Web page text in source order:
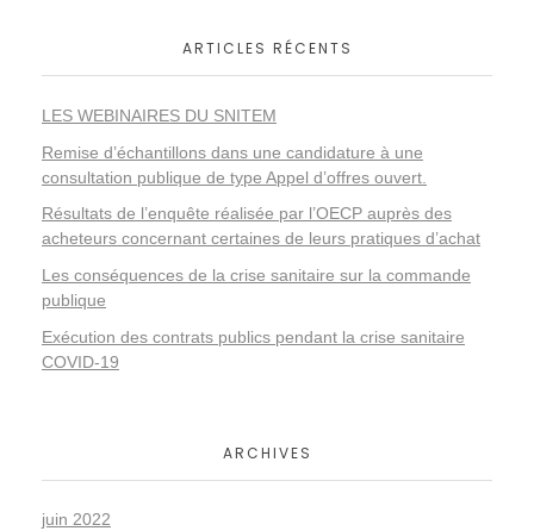
ARTICLES RÉCENTS
LES WEBINAIRES DU SNITEM
Remise d’échantillons dans une candidature à une
consultation publique de type Appel d’offres ouvert.
Résultats de l’enquête réalisée par l’OECP auprès des
acheteurs concernant certaines de leurs pratiques d’achat
Les conséquences de la crise sanitaire sur la commande
publique
Exécution des contrats publics pendant la crise sanitaire
COVID-19
ARCHIVES
juin 2022